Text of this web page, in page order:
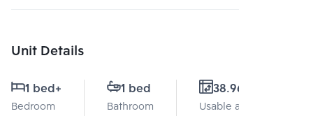
Unit Details
1 bed+
Bedroom
1 bed
Bathroom
38.96 Sq.m.
Usable area